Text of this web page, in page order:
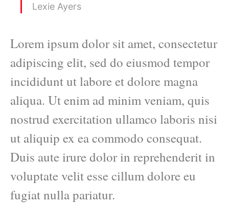
Lexie Ayers
Lorem ipsum dolor sit amet, consectetur
adipiscing elit, sed do eiusmod tempor
incididunt ut labore et dolore magna
aliqua. Ut enim ad minim veniam, quis
nostrud exercitation ullamco laboris nisi
ut aliquip ex ea commodo consequat.
Duis aute irure dolor in reprehenderit in
voluptate velit esse cillum dolore eu
fugiat nulla pariatur.